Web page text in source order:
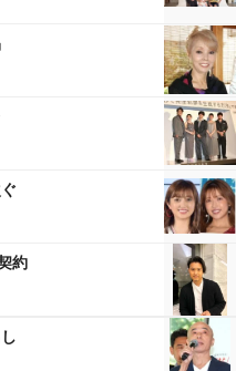
約